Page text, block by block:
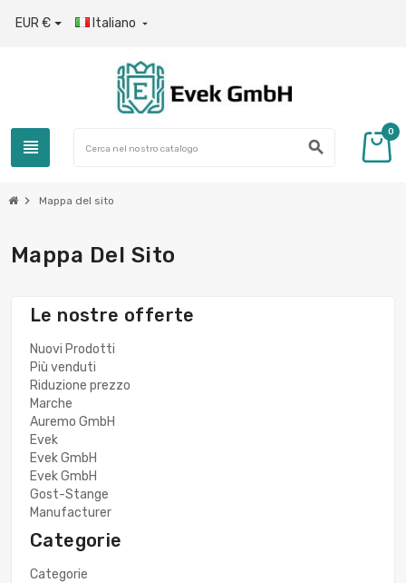
EUR € Italiano 
view_headline search
0
chevron_right Mappa del sito
Mappa Del Sito
Le nostre offerte
Nuovi Prodotti
Più venduti
Riduzione prezzo
Marche
Auremo GmbH
Evek
Evek GmbH
Evek GmbH
Gost-Stange
Manufacturer
Categorie
Categorie